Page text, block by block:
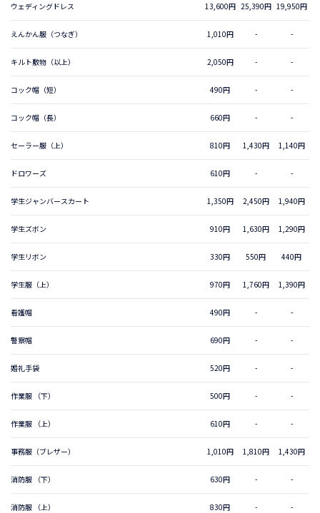
ウェディングドレス 13,600円 25,390円 19,950円
えんかん服（つなぎ） 1,010円 - -
キルト敷物（以上） 2,050円 - -
コック帽（短） 490円 - -
コック帽（長） 660円 - -
セーラー服（上） 810円 1,430円 1,140円
ドロワーズ 610円 - -
学生ジャンバースカート 1,350円 2,450円 1,940円
学生ズボン 910円 1,630円 1,290円
学生リボン 330円 550円 440円
学生服（上） 970円 1,760円 1,390円
看護帽 490円 - -
警察帽 690円 - -
婚礼手袋 520円 - -
作業服 （下） 500円 - -
作業服 （上） 610円 - -
事務服（ブレザー） 1,010円 1,810円 1,430円
消防服 （下） 630円 - -
消防服 （上） 830円 - -